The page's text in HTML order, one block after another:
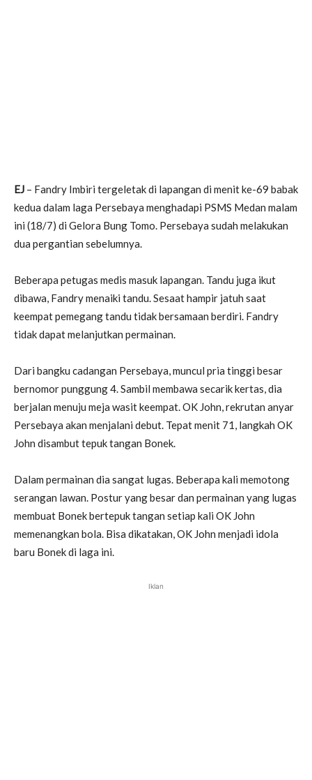
EJ – Fandry Imbiri tergeletak di lapangan di menit ke-69 babak
kedua dalam laga Persebaya menghadapi PSMS Medan malam
ini (18/7) di Gelora Bung Tomo. Persebaya sudah melakukan
dua pergantian sebelumnya.
Beberapa petugas medis masuk lapangan. Tandu juga ikut
dibawa, Fandry menaiki tandu. Sesaat hampir jatuh saat
keempat pemegang tandu tidak bersamaan berdiri. Fandry
tidak dapat melanjutkan permainan.
Dari bangku cadangan Persebaya, muncul pria tinggi besar
bernomor punggung 4. Sambil membawa secarik kertas, dia
berjalan menuju meja wasit keempat. OK John, rekrutan anyar
Persebaya akan menjalani debut. Tepat menit 71, langkah OK
John disambut tepuk tangan Bonek.
Dalam permainan dia sangat lugas. Beberapa kali memotong
serangan lawan. Postur yang besar dan permainan yang lugas
membuat Bonek bertepuk tangan setiap kali OK John
memenangkan bola. Bisa dikatakan, OK John menjadi idola
baru Bonek di laga ini.
Iklan